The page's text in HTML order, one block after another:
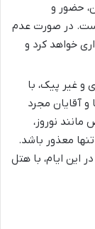
حضور و
است. در صورت عدم
خواهد کرد و
و غیر پیک، با
و آقایان مجرد
نوروز،
معذور باشد.
این ایام، با هتل